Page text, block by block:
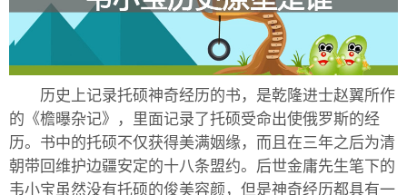
历史上记录托硕神奇经历的书，是乾隆进士赵翼所作
的《檐曝杂记》，里面记录了托硕受命出使俄罗斯的经
历。书中的托硕不仅获得美满姻缘，而且在三年之后为清
朝带回维护边疆安定的十八条盟约。后世金庸先生笔下的
韦小宝虽然没有托硕的俊美容颜，但是神奇经历都具有一